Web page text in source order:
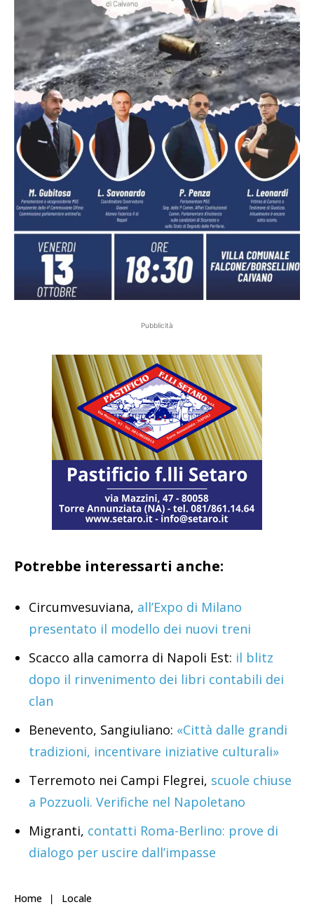
Pubblicità
Potrebbe interessarti anche:
Circumvesuviana, all’Expo di Milano
presentato il modello dei nuovi treni
Scacco alla camorra di Napoli Est: il blitz
dopo il rinvenimento dei libri contabili dei
clan
Benevento, Sangiuliano: «Città dalle grandi
tradizioni, incentivare iniziative culturali»
Terremoto nei Campi Flegrei, scuole chiuse
a Pozzuoli. Verifiche nel Napoletano
Migranti, contatti Roma-Berlino: prove di
dialogo per uscire dall’impasse
Home Locale